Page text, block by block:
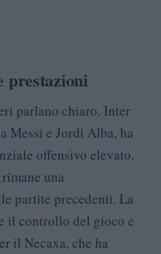
prestazioni
parlano chiaro. Inter
Messi e Jordi Alba, ha
offensivo elevato.
una
partite precedenti. La
il controllo del gioco e
il Necaxa, che ha